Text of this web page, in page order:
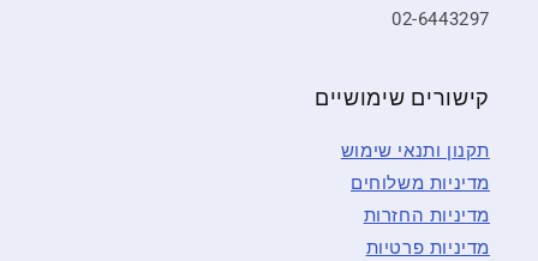
02-6443297
קישורים שימושיים
תקנון ותנאי שימוש
מדיניות משלוחים
מדיניות החזרות
מדיניות פרטיות